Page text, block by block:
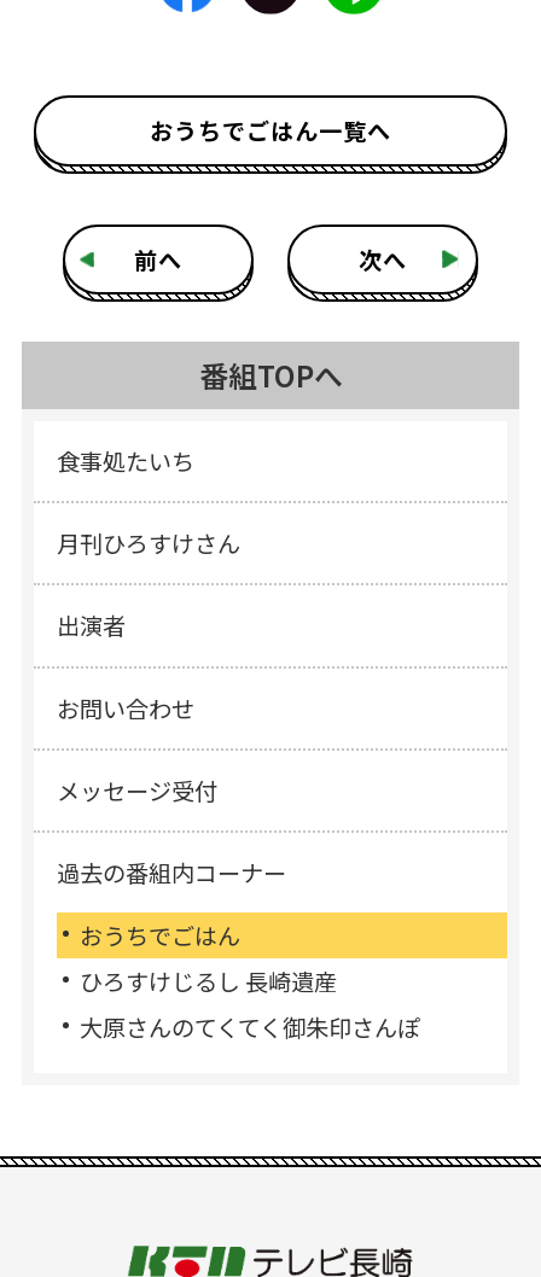
前へ
おうちでごはん一覧へ
次へ
番組TOPへ
食事処たいち
月刊ひろすけさん
出演者
お問い合わせ
メッセージ受付
過去の番組内コーナー
おうちでごはん
ひろすけじるし 長崎遺産
大原さんのてくてく御朱印さんぽ